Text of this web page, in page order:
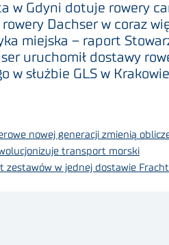
w Gdyni dotuje rowery
Dachser w coraz
miejska – raport
uruchomił dostawy
w służbie GLS w
nowej generacji zmienią
transport morski
zestawów w jednej dostawie